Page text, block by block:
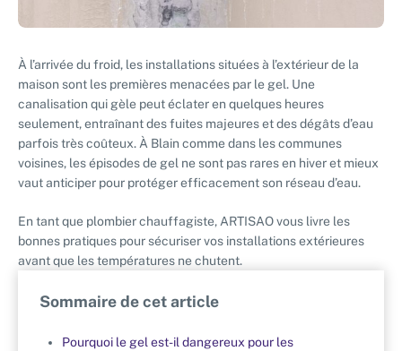
À l’arrivée du froid, les installations situées à l’extérieur de la
maison sont les premières menacées par le gel. Une
canalisation qui gèle peut éclater en quelques heures
seulement, entraînant des fuites majeures et des dégâts d’eau
parfois très coûteux. À Blain comme dans les communes
voisines, les épisodes de gel ne sont pas rares en hiver et mieux
vaut anticiper pour protéger efficacement son réseau d’eau.
En tant que plombier chauffagiste, ARTISAO vous livre les
bonnes pratiques pour sécuriser vos installations extérieures
avant que les températures ne chutent.
Sommaire de cet article
Pourquoi le gel est-il dangereux pour les